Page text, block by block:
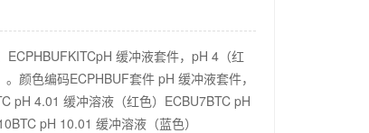
缓冲液套件，pH 4（红
颜色编码ECPHBUF套件 pH 缓冲液套件，
pH 4.01 缓冲溶液（红色）ECBU7BTC pH
pH 10.01 缓冲溶液（蓝色）